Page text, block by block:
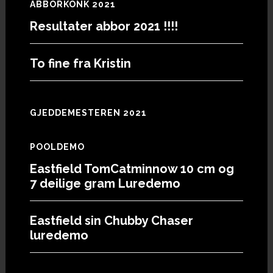
ABBORKONK 2021
Resultater abbor 2021 !!!!
To fine fra Kristin
GJEDDEMESTEREN 2021
POOLDEMO
Eastfield TomCatminnow 10 cm og
7 deilige gram Luredemo
Eastfield sin Chubby Chaser
luredemo